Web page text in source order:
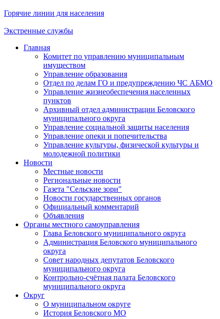
Горячие линии для населения
Экстренные службы
Главная
Комитет по управлению муниципальным
имуществом
Управление образования
Отдел по делам ГО и предупреждению ЧС АБМО
Управление жизнеобеспечения населенных
пунктов
Архивный отдел администрации Беловского
муниципального округа
Управление социальной защиты населения
Управление опеки и попечительства
Управление культуры, физической культуры и
молодежной политики
Новости
Местные новости
Региональные новости
Газета "Сельские зори"
Новости государственных органов
Официальный комментарий
Объявления
Органы местного самоуправления
Глава Беловского муниципального округа
Администрация Беловского муниципального
округа
Совет народных депутатов Беловского
муниципального округа
Контрольно-счётная палата Беловского
муниципального округа
Округ
О муниципальном округе
История Беловского МО